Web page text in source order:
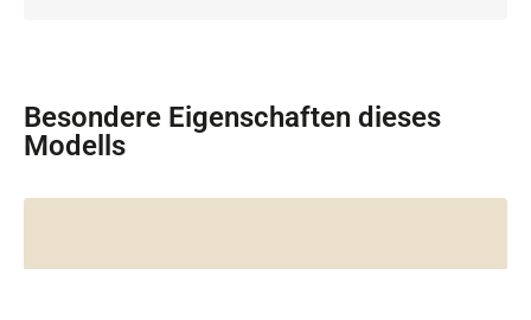
Besondere Eigenschaften dieses
Modells